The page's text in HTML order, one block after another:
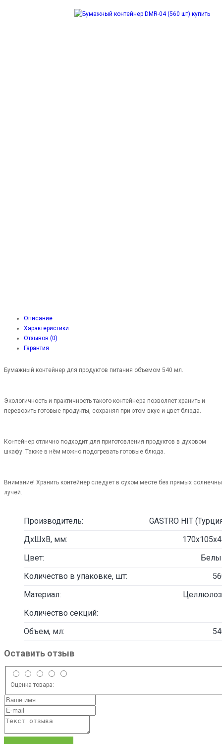
Описание
Характеристики
Отзывов (0)
Гарантия
Бумажный контейнер для продуктов питания объемом 540 мл.
Экологичность и практичность такого контейнера позволяет хранить и
перевозить готовые продукты, сохраняя при этом вкус и цвет блюда.
Контейнер отлично подходит для приготовления продуктов в духовом
шкафу. Также в нём можно подогревать готовые блюда.
Внимание! Хранить контейнер следует в сухом месте без прямых
лучей.
Производитель:
GASTRO HIT
ДxШхВ, мм:
Цвет:
Количество в упаковке, шт:
Материал:
Количество секций:
Объем, мл:
Оставить отзыв
Оценка товара: